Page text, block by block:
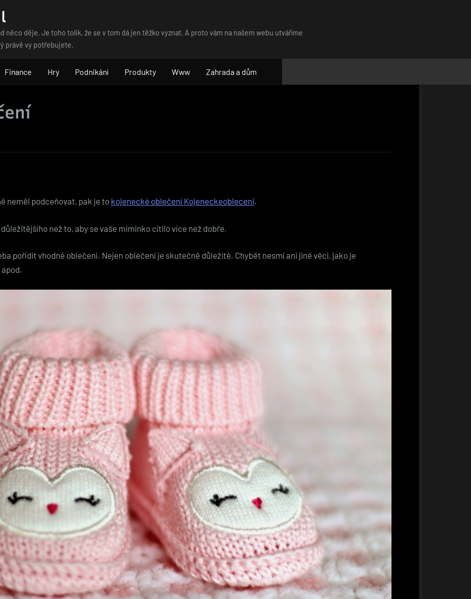
něco děje. Je toho tolik, že se v tom dá jen těžko vyznat. A proto vám na našem webu utváříme
právě vy potřebujete.
Finance Hry Podnikání Produkty Www Zahrada a dům
neměl podceňovat, pak je to kojenecké oblečení Kojeneckeobleceni.
než to, aby se vaše miminko cítilo více než dobře.
pořídit vhodné oblečení. Nejen oblečení je skutečně důležité. Chybět nesmí ani jiné věci, jako je